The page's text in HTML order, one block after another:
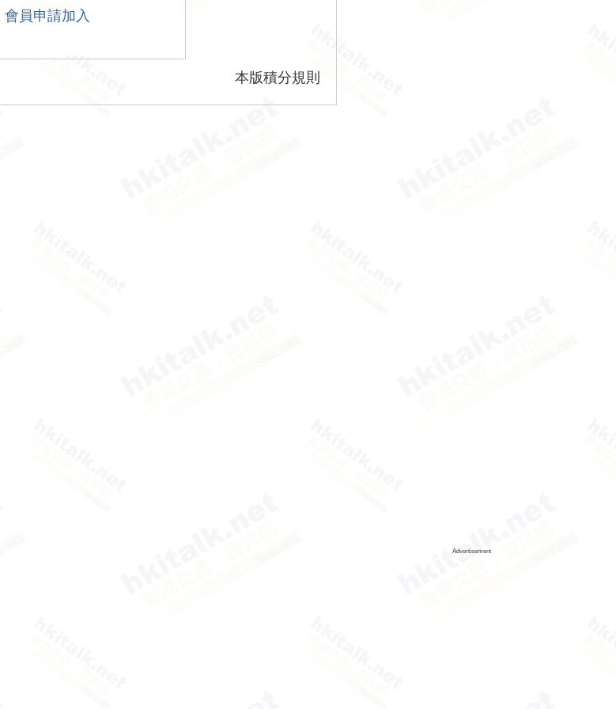
|會員申請加入
本版積分規則
Advertisement